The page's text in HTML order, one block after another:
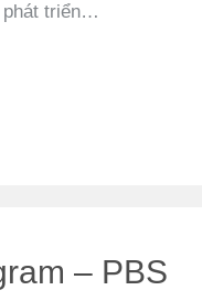
phát triển…
– PBS